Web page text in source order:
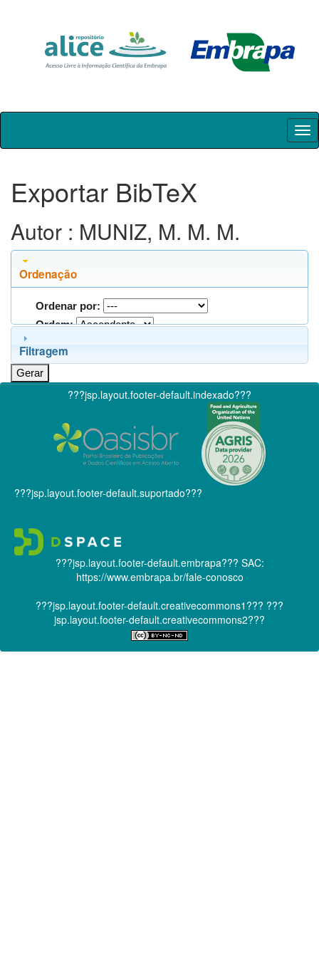
Skip
Exportar BibTeX
Autor : MUNIZ, M. M. M.
Ordenação
Ordenar por:
Ordem:
Filtragem
???jsp.layout.footer-default.indexado???
???jsp.layout.footer-default.suportado???
???jsp.layout.footer-default.embrapa??? SAC:
https://www.embrapa.br/fale-conosco
???jsp.layout.footer-default.creativecommons1??? ???
jsp.layout.footer-default.creativecommons2???